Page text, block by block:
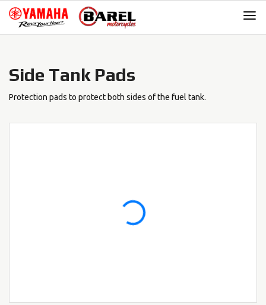
Skip
navigation
Skip
content
Side Tank Pads
Protection pads to protect both sides of the fuel tank.